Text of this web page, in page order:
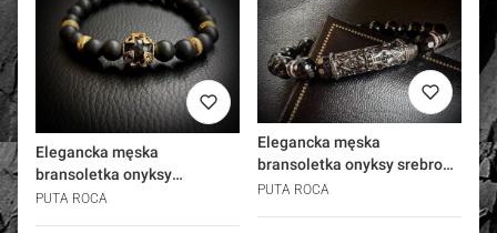
Elegancka męska
bransoletka onyksy
Obsydian srebro 925 złoto
PUTA ROCA
Elegancka męska
bransoletka onyksy srebro
925 platyna Black Raphsody
PUTA ROCA